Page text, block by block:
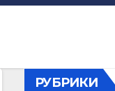
РУБРИКИ